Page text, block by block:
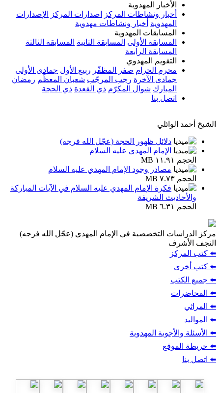
الأخبار المهدوية
أخبار ونشاطات المركز
اصدارات المركز
الإصدارات
المهدوية أخبار ونشاطات مهدوية
المسابقات المهدوية
المسابقة الأولى المسابقة الثانية المسابقة الثالثة
المسابقة الرابعة
التقويم المهدوي
محرم الحرام صفر المظفّر ربيع الأول جمادى الأولى
جمادى الآخرة رجب المرجّب شعبان المعظّم رمضان
المبارك شوال المكرّم ذي القعدة ذي الحجة
اتصل بنا
الشيخ أحمد الوائلي
دلائل ظهور الحجة (عجّل الله فرجه)
الإمام المهدي عليه السلام
الحجم ١١.٩١ MB
مصادر وجود الإمام المهدي عليه السلام
الحجم ٧.٧٣ MB
فكرة الإمام المهدي عليه السلام في الآيات المباركة
والأحاديث الشريفة
الحجم ٦.٣١ MB
مركز الدراسات التخصصية في الإمام المهدي (عجّل الله فرجه)
النجف الأشرف
⬅️ كتب المركز
⬅️ كتب أخرى
⬅️ جميع الكتب
⬅️ المحاضرات
⬅️ المراثي
⬅️ المواليد
⬅️ الأسئلة والأجوبة المهدوية
⬅️ خريطة الموقع
⬅️ اتصل بنا